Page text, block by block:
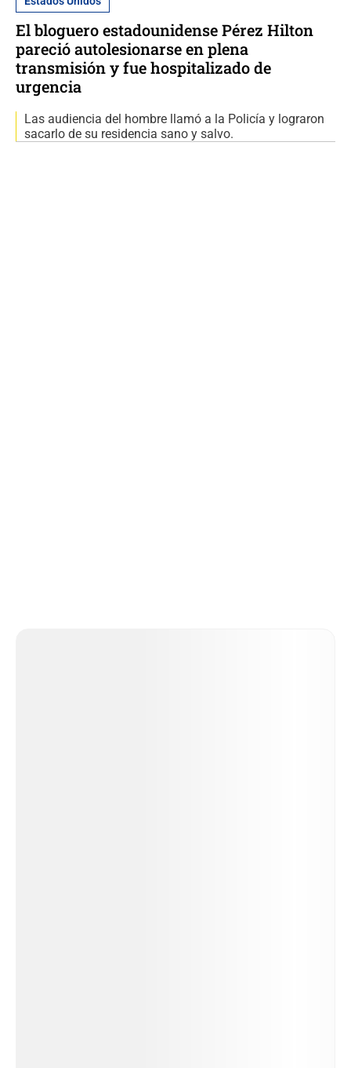
El bloguero estadounidense Pérez Hilton
pareció autolesionarse en plena
transmisión y fue hospitalizado de
urgencia
Las audiencia del hombre llamó a la Policía y lograron
sacarlo de su residencia sano y salvo.